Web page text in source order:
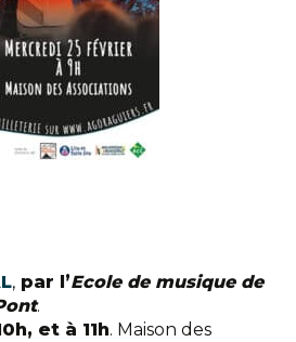
, par l’Ecole de musique de
.
et à 11h. Maison des